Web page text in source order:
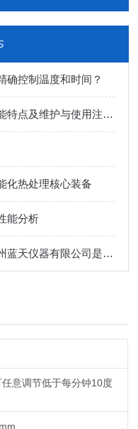
确控制温度和时间？
可编程高温炉（马弗炉）的性能特点及维护与使用注意事项
化热处理核心装备
能分析
深耕科研三十载：为什么说杭州蓝天仪器有限公司是国产马弗炉界的“控温专家”？
意调节低于每分钟10度